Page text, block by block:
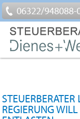
06322/948088-
REGIERUNG